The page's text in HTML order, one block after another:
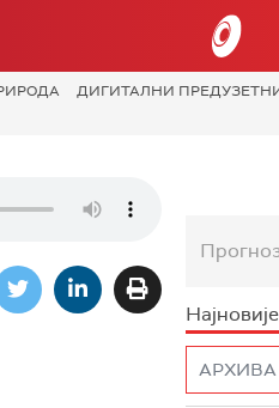
ДИГИТАЛНИ
Најновије